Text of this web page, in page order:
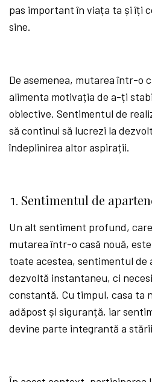
pas important în viața ta și îți
sine.
De asemenea, mutarea într-o
alimenta motivația de a-ți
obiective. Sentimentul de
să continui să lucrezi la
îndeplinirea altor aspirații.
Sentimentul de
Un alt sentiment profund,
mutarea într-o casă nouă,
toate acestea, sentimentul de
dezvoltă instantaneu, ci
constantă. Cu timpul, casa ta
adăpost și siguranță, iar
devine parte integrantă a